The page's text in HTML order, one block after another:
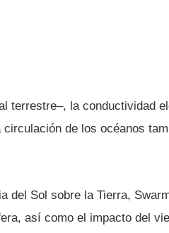
terrestre–, la conductividad
de los océanos
del Sol sobre la Tierra,
así­ como el impacto del